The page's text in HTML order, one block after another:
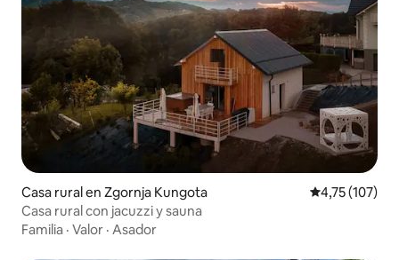
Casa rural en Zgornja Kungota Calificación
4,75 (107)
Casa rural con jacuzzi y sauna
Familia · Valor · Asador